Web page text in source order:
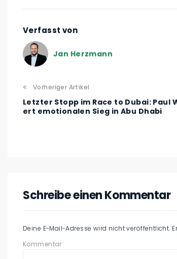
Verfasst von
Jan Herzmann
Vorheriger Artikel
Letzter Stopp im Race to Dubai: Paul
ert emotionalen Sieg in Abu Dhabi
Schreibe einen Kommentar
Deine E-Mail-Adresse wird nicht veröffentlicht.
Kommentar